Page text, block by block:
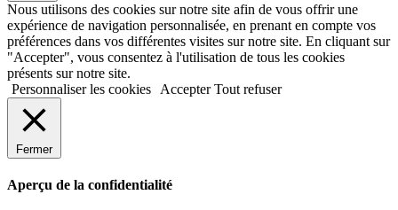
Nous utilisons des cookies sur notre site afin de vous offrir une
expérience de navigation personnalisée, en prenant en compte vos
préférences dans vos différentes visites sur notre site. En cliquant sur
"Accepter", vous consentez à l'utilisation de tous les cookies
présents sur notre site.
Personnaliser les cookies
Accepter Tout refuser
Fermer
Aperçu de la confidentialité